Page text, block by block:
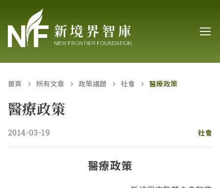
首頁 所有文章 政策議題 社會 醫療政策
醫療政策
2014-03-19 社會
醫療政策